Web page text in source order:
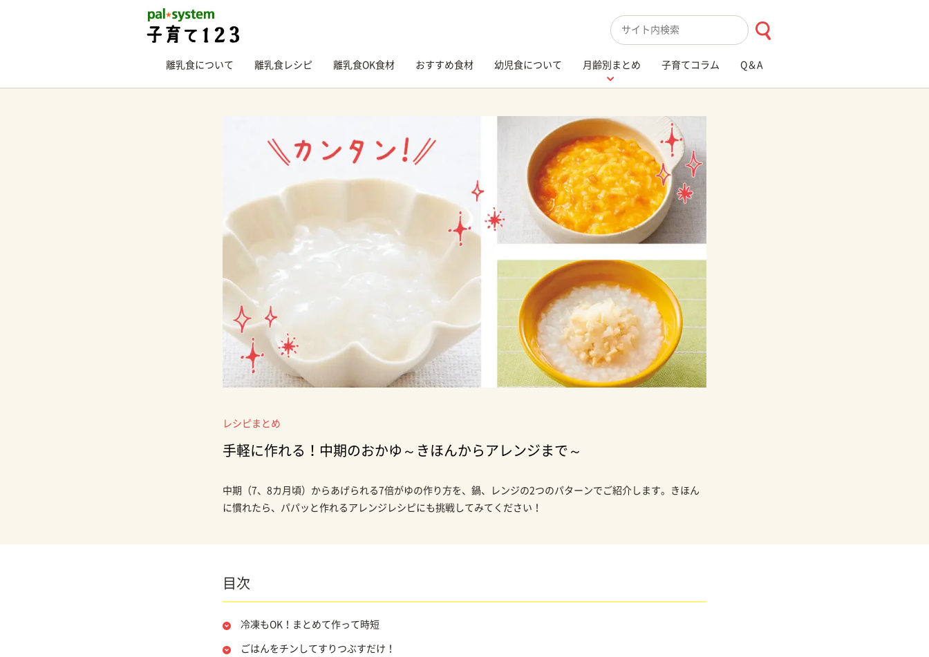
検索キーワード入力
離乳食について 離乳食レシピ 離乳食OK食材 おすすめ食材 幼児食について 月齢別まとめ 子育てコラム Q＆A
レシピまとめ
手軽に作れる！中期のおかゆ～きほんからアレンジまで～
中期（7、8カ月頃）からあげられる7倍がゆの作り方を、鍋、レンジの2つのパターンでご紹介します。きほん
に慣れたら、パパッと作れるアレンジレシピにも挑戦してみてください！
目次
冷凍もOK！まとめて作って時短
ごはんをチンしてすりつぶすだけ！